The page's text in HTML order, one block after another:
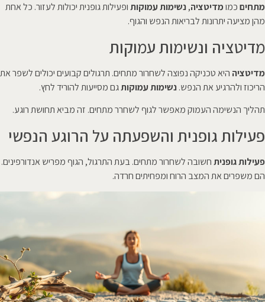
מתחיםכמומדיטציה,נשימות עמוקותופעילות גופנית יכולות לעזור. כל אחת
מהן מציעה יתרונות לבריאות הנפש והגוף.
מדיטציה ונשימות עמוקות
מדיטציה היא טכניקה נפוצה לשחרור מתחים. תרגולים קבועים יכולים לשפר את
הריכוז ולהרגיע את הנפש.נשימות עמוקותגם מסייעות להוריד לחץ.
תהליך הנשימה העמוק מאפשר לגוף לשחרר מתחים. זה מביא תחושת רוגע.
פעילות גופנית והשפעתה על הרוגע הנפשי
פעילות גופניתחשובה לשחרור מתחים. בעת התרגול, הגוף מפריש אנדורפינים.
הם משפרים את המצב הרוח ומפחיתים חרדה.